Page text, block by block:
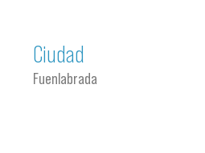
Ciudad
Fuenlabrada